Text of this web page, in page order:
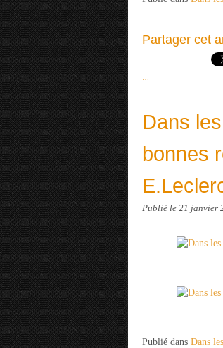
Partager cet
Dans
bonnes
Publié le 21 janvier
Publié dans Dans